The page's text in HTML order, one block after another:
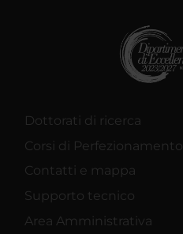
Dottorati di ricerca
Corsi di Perfezionamento
Contatti e mappa
Supporto tecnico
Area Amministrativa